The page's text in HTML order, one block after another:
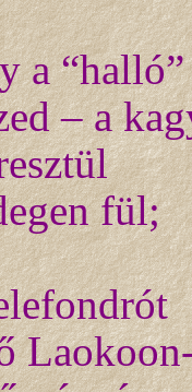
a “halló”
– a
fül;